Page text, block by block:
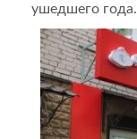
ушедшего года.